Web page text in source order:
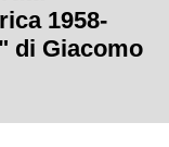
1958-
di Giacomo